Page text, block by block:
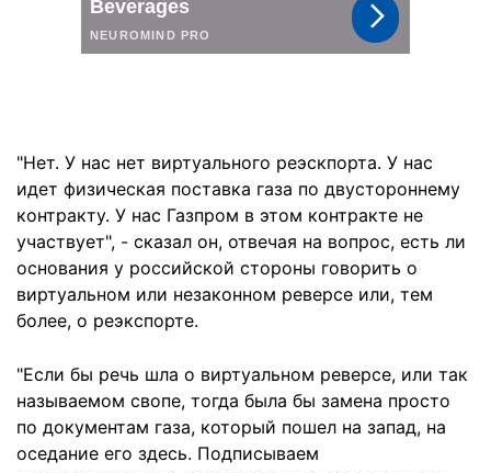
"Нет. У нас нет виртуального реэскпорта. У нас
идет физическая поставка газа по двустороннему
контракту. У нас Газпром в этом контракте не
участвует", - сказал он, отвечая на вопрос, есть ли
основания у российской стороны говорить о
виртуальном или незаконном реверсе или, тем
более, о реэкспорте.
"Если бы речь шла о виртуальном реверсе, или так
называемом свопе, тогда была бы замена просто
по документам газа, который пошел на запад, на
оседание его здесь. Подписываем